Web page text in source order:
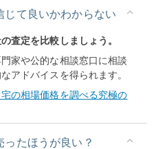
じて良いかわからない
査定を比較しましょう。
家や公的な相談窓口に相談
アドバイスを得られます。
の相場価格を調べる究極の
ったほうが良い？